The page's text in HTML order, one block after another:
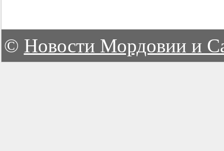
© Новости Мордовии и